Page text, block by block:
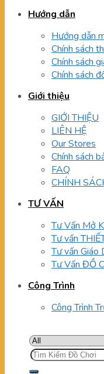
Hướng dẫn
Hướng dẫn
Chính sách
Chính sách
Chính sách
Giới thiệu
GIỚI THIỆU
LIÊN HỆ
Our Stores
Chính sách
FAQ
CHÍNH
TƯ VẤN
Tư Vấn Mở
Tư vấn
Tư vấn Giáo
Tư Vấn ĐỒ
Công Trình
Công Trình
Tìm
kiếm: